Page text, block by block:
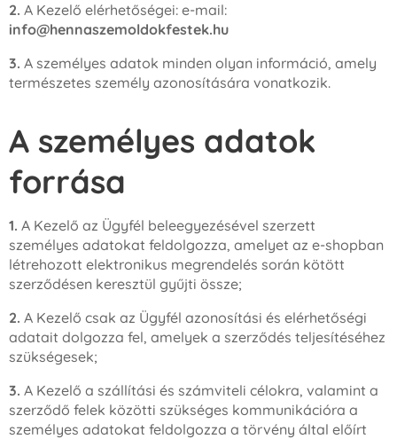
2. A Kezelő elérhetőségei: e-mail:
info@hennaszemoldokfestek.hu
3. A személyes adatok minden olyan információ, amely
természetes személy azonosítására vonatkozik.
A személyes adatok
forrása
1. A Kezelő az Ügyfél beleegyezésével szerzett
személyes adatokat feldolgozza, amelyet az e-shopban
létrehozott elektronikus megrendelés során kötött
szerződésen keresztül gyűjti össze;
2. A Kezelő csak az Ügyfél azonosítási és elérhetőségi
adatait dolgozza fel, amelyek a szerződés teljesítéséhez
szükségesek;
3. A Kezelő a szállítási és számviteli célokra, valamint a
szerződő felek közötti szükséges kommunikációra a
személyes adatokat feldolgozza a törvény által előírt